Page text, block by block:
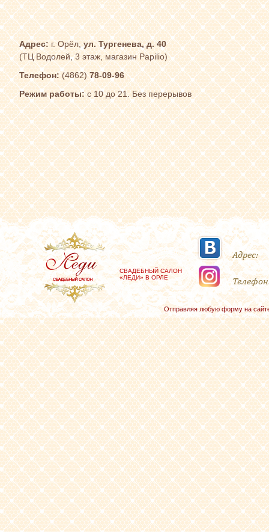
Адрес:г. Орёл,ул. Тургенева, д. 40
(ТЦ Водолей, 3 этаж, магазин Papilio)
Телефон:(4862)78-09-96
Режим работы:с 10 до 21. Без перерывов
СВАДЕБНЫЙ САЛОН
«ЛЕДИ» В ОРЛЕ
Адрес:
Отправляя любую форму на